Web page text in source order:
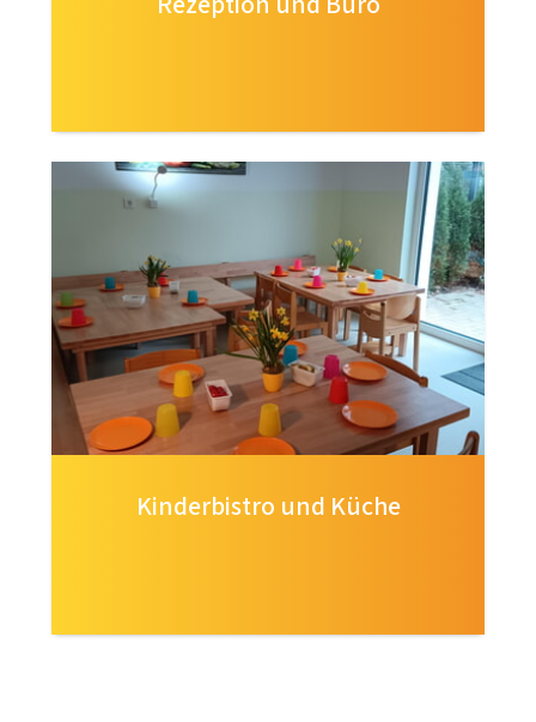
Kinderbistro und Küche